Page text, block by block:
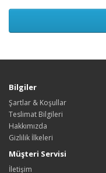
Bilgiler
Şartlar & Koşullar
Teslimat Bilgileri
Hakkımızda
Gizlilik İlkeleri
Müşteri Servisi
İletişim